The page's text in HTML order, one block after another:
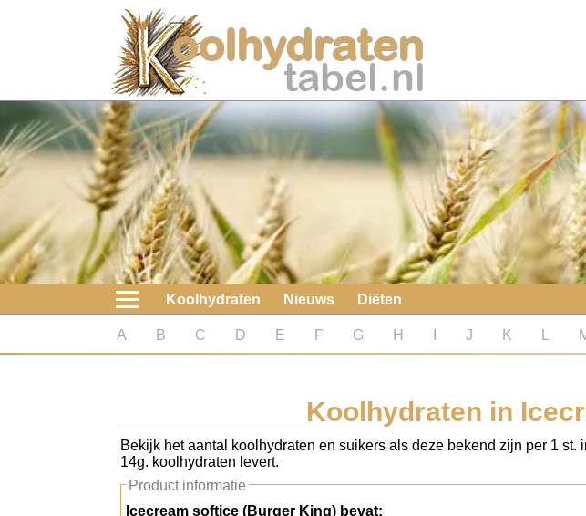
Koolhydraten
Nieuws
Koolhydraatarme diëten
Boeken
koolhydraatarme diëten
Diabetes test
Koolhydraten tellen
Koolhydraten Nieuws Diëten
A B C D E F G H J K
Koolhydraten in
Bekijk het aantal koolhydraten en suikers als deze bekend zijn per 1
14g. koolhydraten levert.
Product informatie
Icecream softice (Burger King) bevat: